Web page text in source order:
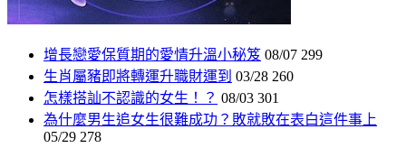
增長戀愛保質期的愛情升溫小秘笈 08/07 299
生肖屬豬即將轉運升職財運到 03/28 260
怎樣搭訕不認識的女生！？ 08/03 301
為什麼男生追女生很難成功？敗就敗在表白這件事上
05/29 278